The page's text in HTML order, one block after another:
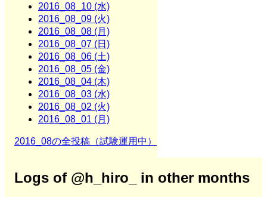
2016_08_10 (水)
2016_08_09 (火)
2016_08_08 (月)
2016_08_07 (日)
2016_08_06 (土)
2016_08_05 (金)
2016_08_04 (木)
2016_08_03 (水)
2016_08_02 (火)
2016_08_01 (月)
2016_08の全投稿（試験運用中）
Logs of @h_hiro_ in other months